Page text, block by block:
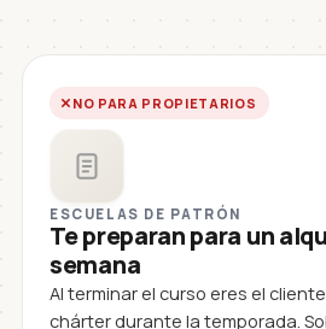
NO PARA PROPIETARIOS
ESCUELAS DE PATRÓN
Te preparan para un
semana
Al terminar el curso eres el
chárter durante la temporada.